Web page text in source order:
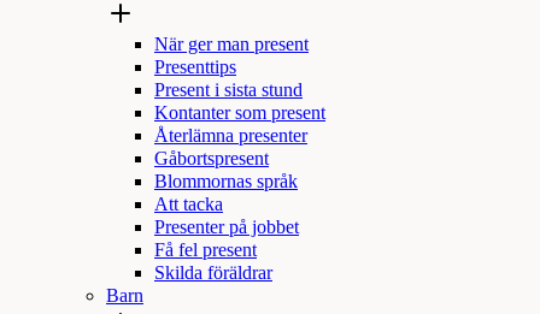
När ger man present
Presenttips
Present i sista stund
Kontanter som present
Återlämna presenter
Gåbortspresent
Blommornas språk
Att tacka
Presenter på jobbet
Få fel present
Skilda föräldrar
Barn